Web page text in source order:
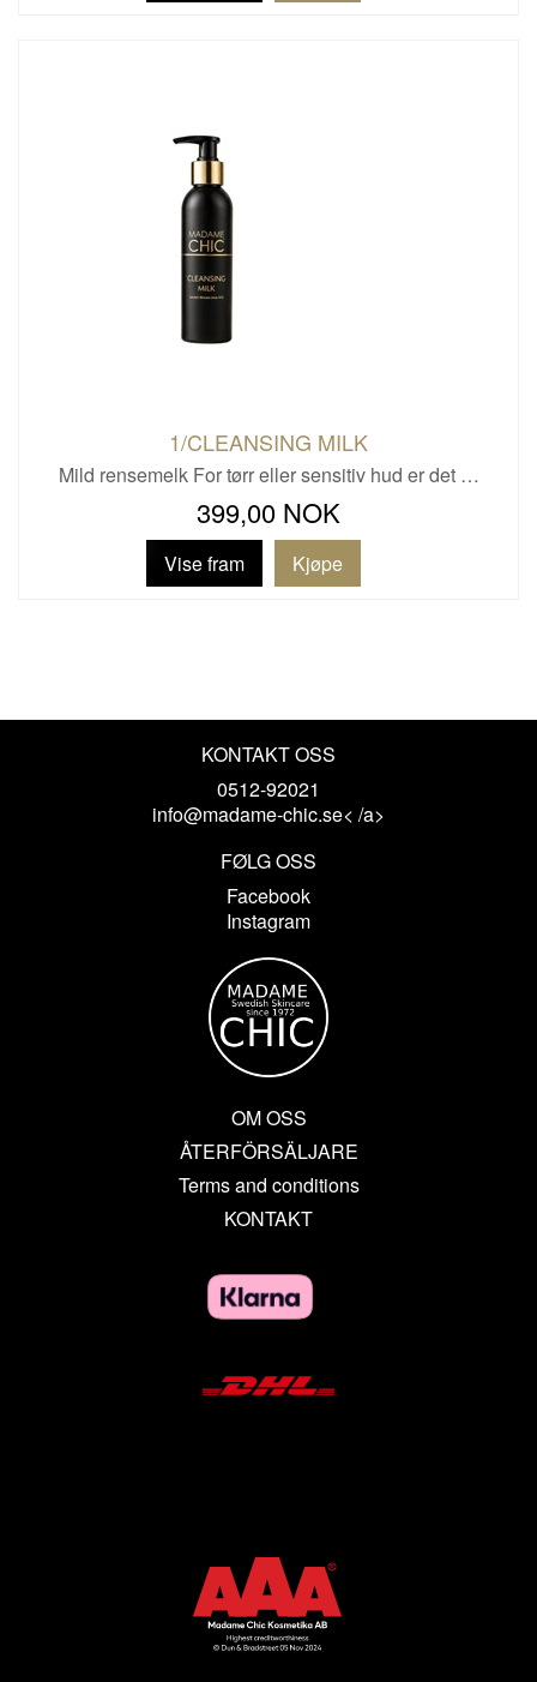
1/CLEANSING MILK
Mild rensemelk For tørr eller sensitiv hud er det …
399,00 NOK
Vise fram
KONTAKT OSS
0512-92021
info@madame-chic.se< /a>
FØLG OSS
Facebook
Instagram
OM OSS
ÅTERFÖRSÄLJARE
Terms and conditions
KONTAKT